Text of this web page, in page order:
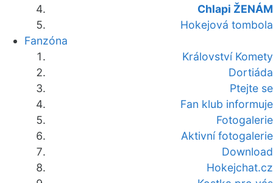
Chlapi ŽENÁM
Hokejová tombola
Fanzóna
Království Komety
Dortiáda
Ptejte se
Fan klub informuje
Fotogalerie
Aktivní fotogalerie
Download
Hokejchat.cz